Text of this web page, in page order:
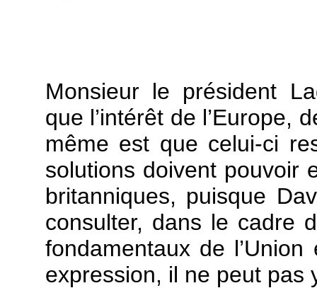
Monsieur le président
que l’intérêt de l’Europe,
même est que celui-ci
solutions doivent pouvoir
britanniques, puisque
consulter, dans le cadre
fondamentaux de
expression, il ne peut pas